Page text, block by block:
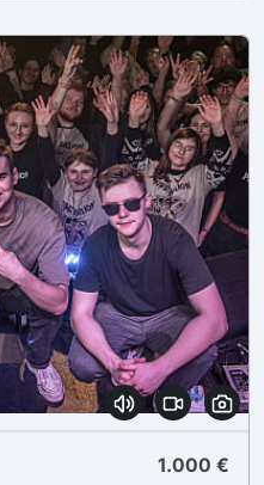
1.000 €